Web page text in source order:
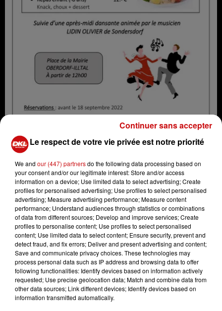
Fête de la Choucroute
Crédit :Fête de la Choucroute
Ajouter à votre calendrier
Date
du25 septembre 2022 à 12h00
au25 septembre 2022 à 18h00
Le respect de votre vie privée est notre priorité
We and our (447) partnersdo the following data processing based on
your consent and/or our legitimate interest: Store and/or access
information on a device; Use limited data to select advertising; Create
profiles for personalised advertising; Use profiles to select personalised
advertising; Measure advertising performance; Measure content
performance; Understand audiences through statistics or combinations
of data from different sources; Develop and improve services; Create
profiles to personalise content; Use profiles to select personalised
content; Use limited data to select content; Ensure security, prevent and
detect fraud, and fix errors; Deliver and present advertising and content;
Save and communicate privacy choices. These technologies may
process personal data such as IP address and browsing data to offer
following functionalities: Identify devices based on information actively
requested; Use precise geolocation data; Match and combine data from
other data sources; Link different devices; Identify devices based on
information transmitted automatically.
Continuer sans accepter